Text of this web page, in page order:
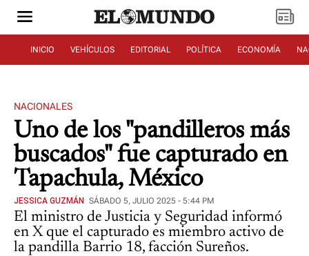
INICIO VEHÍCULOS EDITORIAL POLÍTICA ECONOMÍA
NACIONALES
Uno de los "pandilleros más
buscados" fue capturado en
Tapachula, México
JESSICA GUZMÁN SÁBADO 5, JULIO 2025 - 5:44 PM
El ministro de Justicia y Seguridad informó
en X que el capturado es miembro activo de
la pandilla Barrio 18, facción Sureños.